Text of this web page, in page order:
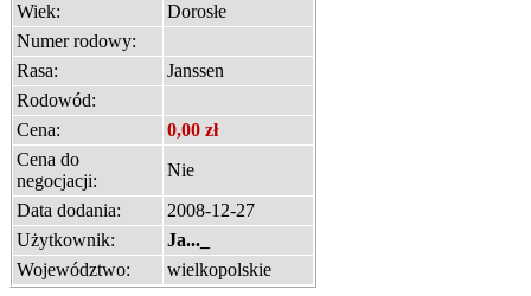
Wiek:
Dorosłe
Numer rodowy:
Rasa:
Janssen
Rodowód:
Cena:
0,00 zł
Cena do
negocjacji:
Nie
Data dodania:
2008-12-27
Użytkownik:
Ja..._
Województwo:
wielkopolskie